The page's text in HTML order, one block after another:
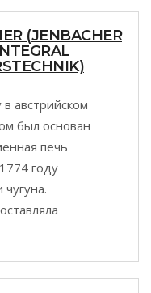
(JENBACHER
австрийском
был основан
печь
году